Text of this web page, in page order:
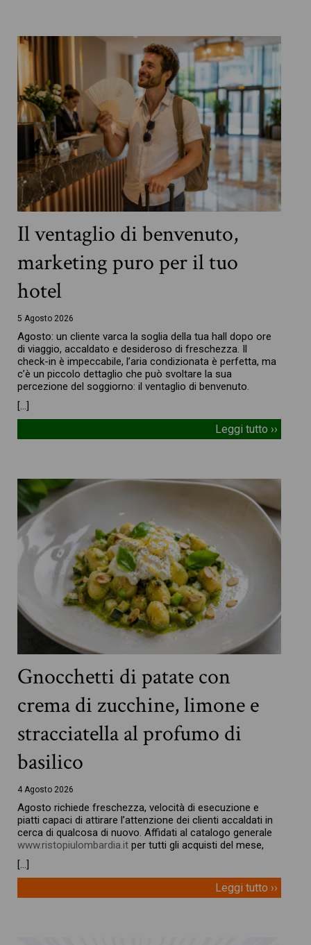
Il ventaglio di benvenuto,
marketing puro per il tuo
hotel
5 Agosto 2026
Agosto: un cliente varca la soglia della tua hall dopo ore
di viaggio, accaldato e desideroso di freschezza. Il
check-in è impeccabile, l’aria condizionata è perfetta, ma
c’è un piccolo dettaglio che può svoltare la sua
percezione del soggiorno: il ventaglio di benvenuto.
[…]
Leggi tutto ››
Gnocchetti di patate con
crema di zucchine, limone e
stracciatella al profumo di
basilico
4 Agosto 2026
Agosto richiede freschezza, velocità di esecuzione e
piatti capaci di attirare l’attenzione dei clienti accaldati in
cerca di qualcosa di nuovo. Affidati al catalogo generale
www.ristopiulombardia.it per tutti gli acquisti del mese,
[…]
Leggi tutto ››